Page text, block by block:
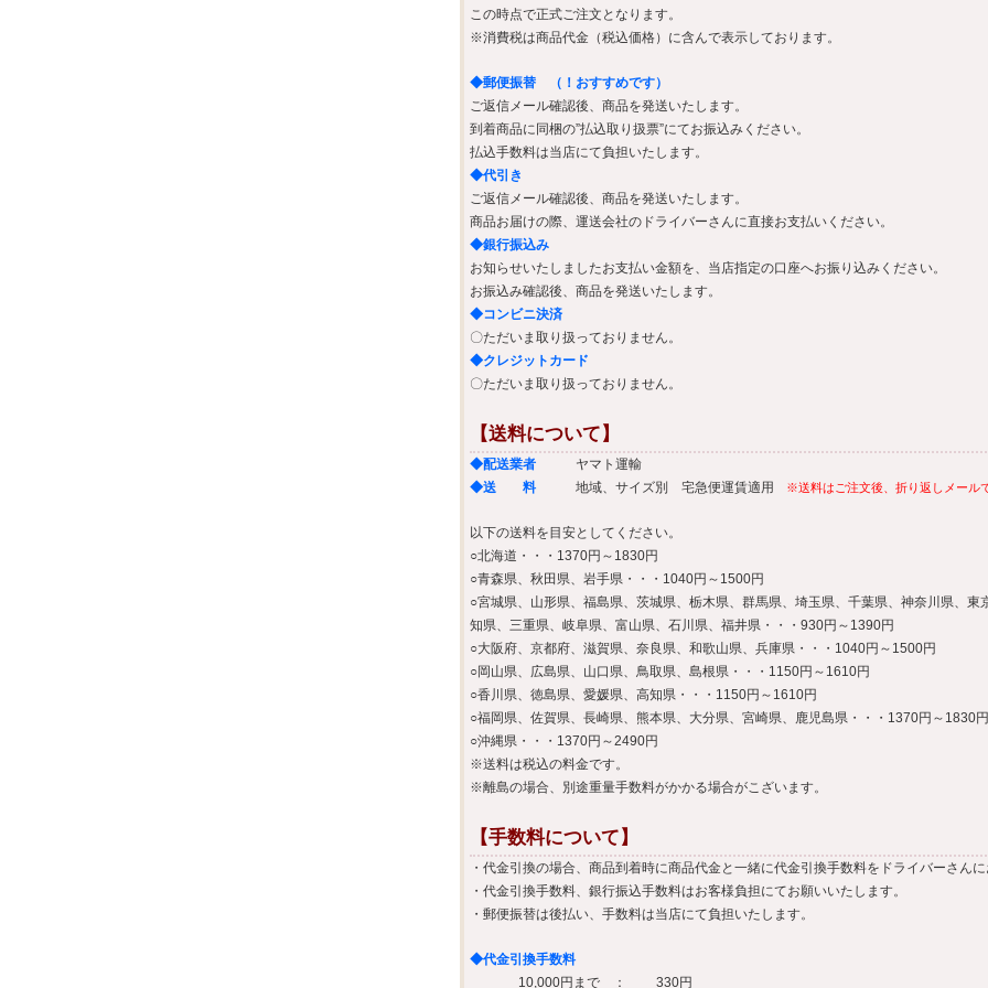
この時点で正式ご注文となります。
※消費税は商品代金（税込価格）に含んで表示しております。
◆郵便振替 （！おすすめです）
ご返信メール確認後、商品を発送いたします。
到着商品に同梱の”払込取り扱票”にてお振込みください。
払込手数料は当店にて負担いたします。
◆代引き
ご返信メール確認後、商品を発送いたします。
商品お届けの際、運送会社のドライバーさんに直接お支払いください。
◆銀行振込み
お知らせいたしましたお支払い金額を、当店指定の口座へお振り込みください。
お振込み確認後、商品を発送いたします。
◆コンビニ決済
〇ただいま取り扱っておりません。
◆クレジットカード
〇ただいま取り扱っておりません。
【送料について】
◆配送業者 ヤマト運輸
◆送 料 地域、サイズ別 宅急便運賃適用 ※送料はご注文後、折り返しメール
以下の送料を目安としてください。
○北海道・・・1370円～1830円
○青森県、秋田県、岩手県・・・1040円～1500円
○宮城県、山形県、福島県、茨城県、栃木県、群馬県、埼玉県、千葉県、神奈川県、
知県、三重県、岐阜県、富山県、石川県、福井県・・・930円～1390円
○大阪府、京都府、滋賀県、奈良県、和歌山県、兵庫県・・・1040円～1500円
○岡山県、広島県、山口県、鳥取県、島根県・・・1150円～1610円
○香川県、徳島県、愛媛県、高知県・・・1150円～1610円
○福岡県、佐賀県、長崎県、熊本県、大分県、宮崎県、鹿児島県・・・1370円～1830円
○沖縄県・・・1370円～2490円
※送料は税込の料金です。
※離島の場合、別途重量手数料がかかる場合がこざいます。
【手数料について】
・代金引換の場合、商品到着時に商品代金と一緒に代金引換手数料をドライバーさんに
・代金引換手数料、銀行振込手数料はお客様負担にてお願いいたします。
・郵便振替は後払い、手数料は当店にて負担いたします。
◆代金引換手数料
10,000円まで ： 330円